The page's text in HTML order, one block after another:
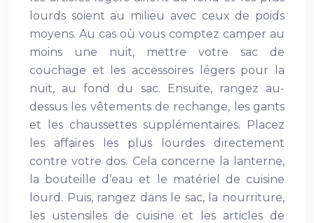
lourds soient au milieu avec ceux de poids
moyens. Au cas où vous comptez camper au
moins une nuit, mettre votre sac de
couchage et les accessoires légers pour la
nuit, au fond du sac. Ensuite, rangez au-
dessus les vêtements de rechange, les gants
et les chaussettes supplémentaires. Placez
les affaires les plus lourdes directement
contre votre dos. Cela concerne la lanterne,
la bouteille d’eau et le matériel de cuisine
lourd. Puis, rangez dans le sac, la nourriture,
les ustensiles de cuisine et les articles de